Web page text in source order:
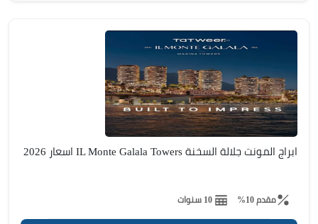
ابراج المونت جلالة السخنة IL Monte Galala Towers اسعار 2026
مقدم 10% 10 سنوات